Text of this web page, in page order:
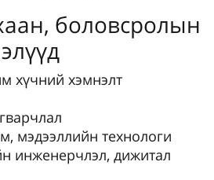
боловсролын
хүчний хэмнэлт
мэдээллийн технологи
инженерчлэл, дижитал